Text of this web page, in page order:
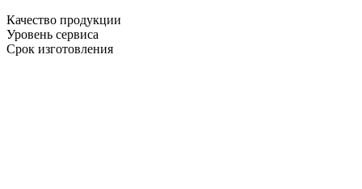
Качество продукции
Уровень сервиса
Срок изготовления